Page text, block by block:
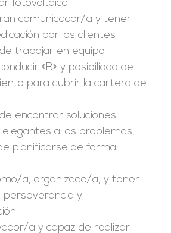
fotovoltaica
comunicador/a y tener
por los clientes
trabajar en equipo
«B» y posibilidad de
para cubrir la cartera de
encontrar soluciones
a los problemas,
planificarse de forma
a, organizado/a, y tener
perseverancia y
a y capaz de realizar